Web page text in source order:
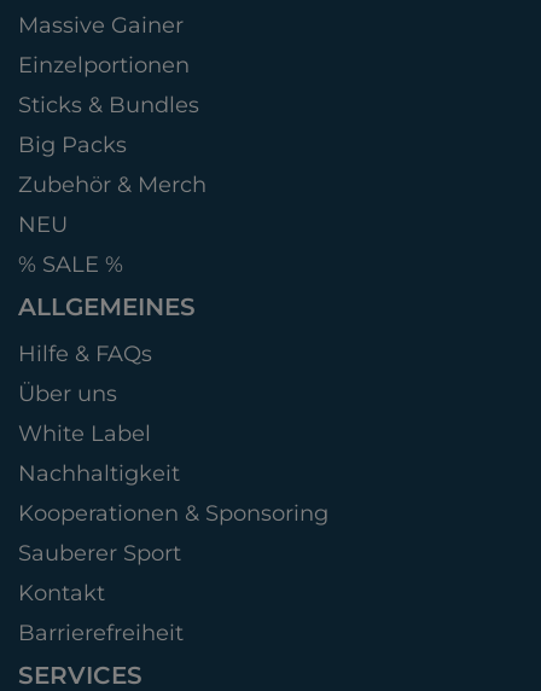
Massive Gainer
Einzelportionen
Sticks & Bundles
Big Packs
Zubehör & Merch
NEU
% SALE %
ALLGEMEINES
Hilfe & FAQs
Über uns
White Label
Nachhaltigkeit
Kooperationen & Sponsoring
Sauberer Sport
Kontakt
Barrierefreiheit
SERVICES